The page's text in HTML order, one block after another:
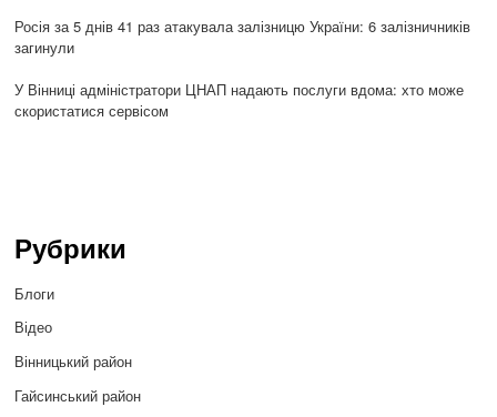
Росія за 5 днів 41 раз атакувала залізницю України: 6 залізничників
загинули
У Вінниці адміністратори ЦНАП надають послуги вдома: хто може
скористатися сервісом
Рубрики
Блоги
Відео
Вінницький район
Гайсинський район